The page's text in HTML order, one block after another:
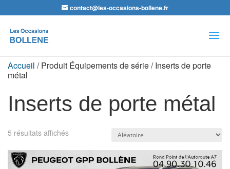
contact@les-occasions-bollene.fr
de
produits
Accueil / Produit Équipements de série / Inserts de porte
métal
Inserts de porte métal
5 résultats affichés